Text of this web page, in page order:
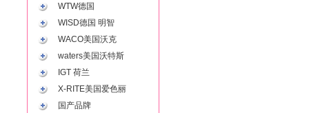
WTW德国
WISD德国 明智
WACO美国沃克
waters美国沃特斯
IGT 荷兰
X-RITE美国爱色丽
国产品牌